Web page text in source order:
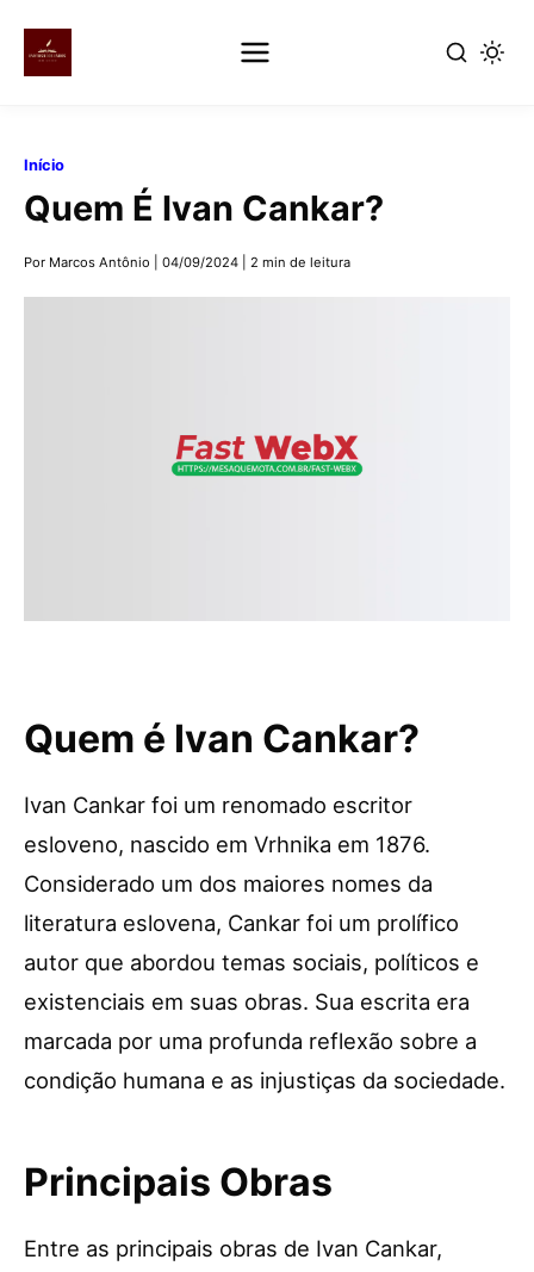
conteúdo
Início
Quem É Ivan Cankar?
Por Marcos Antônio 04/09/2024 2 min de leitura
Quem é Ivan Cankar?
Ivan Cankar foi um renomado escritor
esloveno, nascido em Vrhnika em 1876.
Considerado um dos maiores nomes da
literatura eslovena, Cankar foi um prolífico
autor que abordou temas sociais, políticos e
existenciais em suas obras. Sua escrita era
marcada por uma profunda reflexão sobre a
condição humana e as injustiças da sociedade.
Principais Obras
Entre as principais obras de Ivan Cankar,